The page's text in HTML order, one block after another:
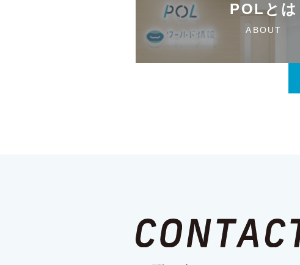
POLとは
ABOUT